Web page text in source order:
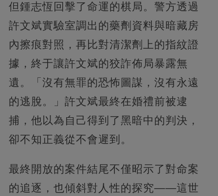
但鍾志恆回擊了命運的棋局。警方透過
許文斌實驗室調出的藥劑資料與暗藏房
內擦痕對照，再比對清潔劑上的指紋證
據，終于讓許文斌的狡詐佈局暴露無
遺。「沒有無罪的恐怖圖謀，沒有永遠
的逃脫。」許文斌最終在婚禮前被逮
捕，他以為自己得到了黑暗中的判決，
卻不知正義從不會遲到。
最終開放的案件結尾不僅昭示了對命案
的追逐，也傾斜對人性的探究——這世